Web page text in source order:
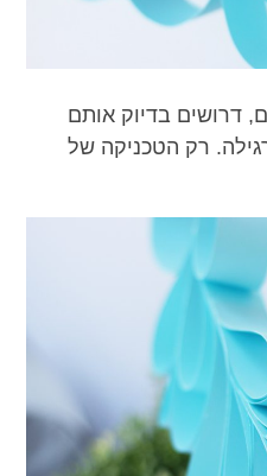
דרושים בדיוק אותם
רק הטכניקה של